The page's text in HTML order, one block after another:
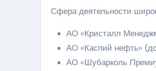
Сфера деятельности
АО «Кристалл
АО «Каспий нефть»
АО «Шубарколь